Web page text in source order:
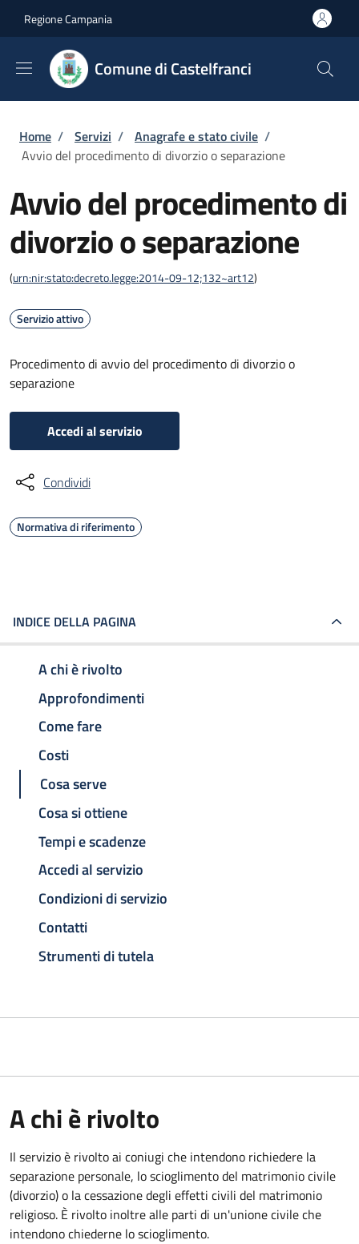
Regione Campania
Comune di Castelfranci
Briciole di pane
Home / Servizi / Anagrafe e stato civile /
Avvio del procedimento di divorzio o separazione
Avvio del procedimento di
divorzio o separazione
(urn:nir:stato:decreto.legge:2014-09-12;132~art12)
Servizio attivo
Procedimento di avvio del procedimento di divorzio o
separazione
Accedi al servizio
Condividi
Normativa di riferimento
INDICE DELLA PAGINA
A chi è rivolto
Approfondimenti
Come fare
Costi
Cosa serve
Cosa si ottiene
Tempi e scadenze
Accedi al servizio
Condizioni di servizio
Contatti
Strumenti di tutela
A chi è rivolto
Il servizio è rivolto ai coniugi che intendono richiedere la
separazione personale, lo scioglimento del matrimonio civile
(divorzio) o la cessazione degli effetti civili del matrimonio
religioso. È rivolto inoltre alle parti di un'unione civile che
intendono chiederne lo scioglimento.